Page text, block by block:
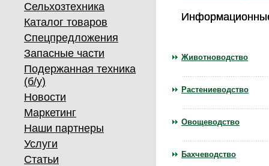
Сельхозтехника
Каталог товаров
Спецпредложения
Запасные части
Подержанная техника
(б/у)
Новости
Маркетинг
Наши партнеры
Услуги
Статьи
Животноводство
Растениеводство
Овощеводство
Бахчеводство